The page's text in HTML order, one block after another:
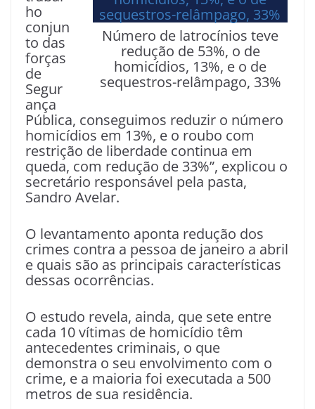
Número de latrocínios teve
redução de 53%, o de
homicídios, 13%, e o de
sequestros-relâmpago, 33%
ho
conjun
to das
forças
de
Segur
ança
Pública, conseguimos reduzir o número
homicídios em 13%, e o roubo com
restrição de liberdade continua em
queda, com redução de 33%”, explicou o
secretário responsável pela pasta,
Sandro Avelar.
O levantamento aponta redução dos
crimes contra a pessoa de janeiro a abril
e quais são as principais características
dessas ocorrências.
O estudo revela, ainda, que sete entre
cada 10 vítimas de homicídio têm
antecedentes criminais, o que
demonstra o seu envolvimento com o
crime, e a maioria foi executada a 500
metros de sua residência.